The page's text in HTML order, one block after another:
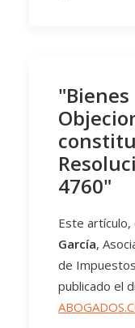
"Bienes
4760"
Este
García,
de
publicado el